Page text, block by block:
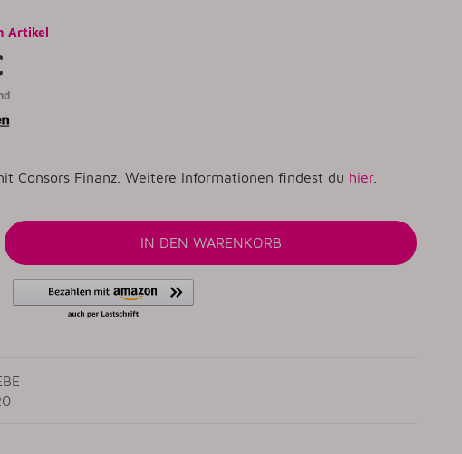
Artikel
Consors Finanz. Weitere Informationen findest du hier.
IN DEN WARENKORB